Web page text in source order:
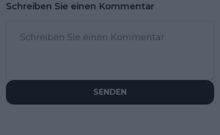
Schreiben Sie einen Kommentar
SENDEN